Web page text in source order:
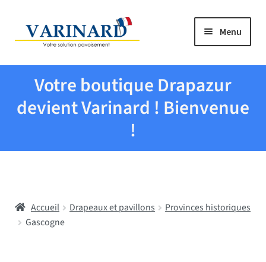
Aller à la navigation
Aller au contenu Menu
Tous les produits
Drapeaux et pavillons
Écoles
Votre boutique Drapazur
devient Varinard ! Bienvenue
!
Accueil Drapeaux et pavillons
Provinces historiques
Gascogne